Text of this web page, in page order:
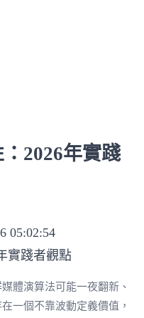
2026年實踐
05:02:54
體演算法可能一夜翻新、
一個不靠波動定義價值，